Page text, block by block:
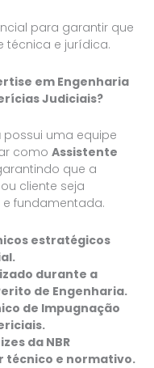
para garantir que
técnica e jurídica.
em Engenharia
Judiciais?
possui uma equipe
comoAssistente
que a
cliente seja
fundamentada.
estratégicos
durante a
de Engenharia.
de Impugnação
da NBR
técnico e normativo.